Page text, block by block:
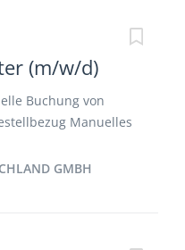
(m/w/d)
Buchung von
Manuelles
Kontierung
GMBH